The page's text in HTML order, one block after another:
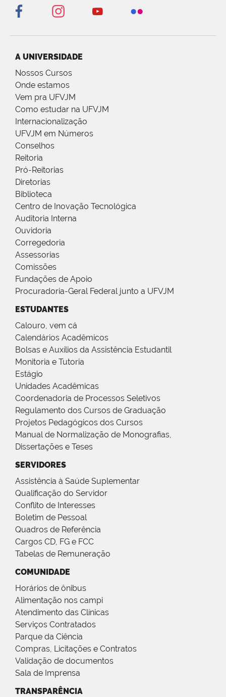
A UNIVERSIDADE
Nossos Cursos
Onde estamos
Vem pra UFVJM
Como estudar na UFVJM
Internacionalização
UFVJM em Números
Conselhos
Reitoria
Pró-Reitorias
Diretorias
Biblioteca
Centro de Inovação Tecnológica
Auditoria Interna
Ouvidoria
Corregedoria
Assessorias
Comissões
Fundações de Apoio
Procuradoria-Geral Federal junto a UFVJM
ESTUDANTES
Calouro, vem cá
Calendários Acadêmicos
Bolsas e Auxílios da Assistência Estudantil
Monitoria e Tutoria
Estágio
Unidades Acadêmicas
Coordenadoria de Processos Seletivos
Regulamento dos Cursos de Graduação
Projetos Pedagógicos dos Cursos
Manual de Normalização de Monografias,
Dissertações e Teses
SERVIDORES
Assistência à Saúde Suplementar
Qualificação do Servidor
Conflito de Interesses
Boletim de Pessoal
Quadros de Referência
Cargos CD, FG e FCC
Tabelas de Remuneração
COMUNIDADE
Horários de ônibus
Alimentação nos campi
Atendimento das Clínicas
Serviços Contratados
Parque da Ciência
Compras, Licitações e Contratos
Validação de documentos
Sala de Imprensa
TRANSPARÊNCIA